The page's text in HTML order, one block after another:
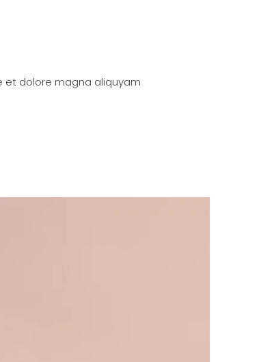
et dolore magna aliquyam